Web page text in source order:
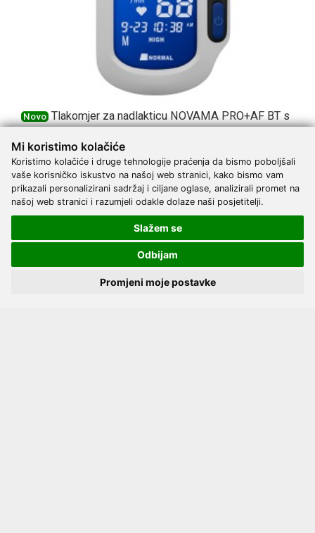
Mi koristimo kolačiće
Koristimo kolačiće i druge tehnologije praćenja da bismo poboljšali
vaše korisničko iskustvo na našoj web stranici, kako bismo vam
prikazali personalizirani sadržaj i ciljane oglase, analizirali promet na
našoj web stranici i razumjeli odakle dolaze naši posjetitelji.
Slažem se
Odbijam
Promjeni moje postavke
Novo Tlakomjer za nadlakticu NOVAMA PRO+AF BT s
69,88 € DODAJ
Upoznajte nas